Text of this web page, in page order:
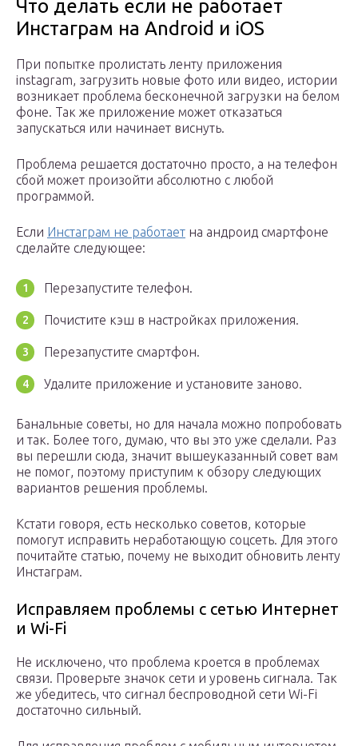
Что делать если не работает
Инстаграм на Android и iOS
При попытке пролистать ленту приложения
instagram, загрузить новые фото или видео, истории
возникает проблема бесконечной загрузки на белом
фоне. Так же приложение может отказаться
запускаться или начинает виснуть.
Проблема решается достаточно просто, а на телефон
сбой может произойти абсолютно с любой
программой.
Если Инстаграм не работает на андроид смартфоне
сделайте следующее:
Перезапустите телефон.
Почистите кэш в настройках приложения.
Перезапустите смартфон.
Удалите приложение и установите заново.
Банальные советы, но для начала можно попробовать
и так. Более того, думаю, что вы это уже сделали. Раз
вы перешли сюда, значит вышеуказанный совет вам
не помог, поэтому приступим к обзору следующих
вариантов решения проблемы.
Кстати говоря, есть несколько советов, которые
помогут исправить неработающую соцсеть. Для этого
почитайте статью, почему не выходит обновить ленту
Инстаграм.
Исправляем проблемы с сетью Интернет
и Wi-Fi
Не исключено, что проблема кроется в проблемах
связи. Проверьте значок сети и уровень сигнала. Так
же убедитесь, что сигнал беспроводной сети Wi-Fi
достаточно сильный.